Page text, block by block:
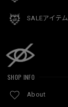
SALEアイテム
SHOP INFO
About